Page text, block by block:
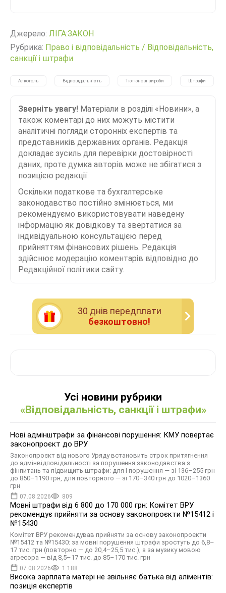
Джерело: ЛІГА:ЗАКОН
Рубрика: Право і відповідальність / Відповідальність,
санкції і штрафи
Алкоголь Відповідальність Тютюнові вироби Штрафи
Зверніть увагу! Матеріали в розділі «Новини», а
також коментарі до них можуть містити
аналітичні погляди сторонніх експертів та
представників державних органів. Редакція
докладає зусиль для перевірки достовірності
даних, проте думка авторів може не збігатися з
позицією редакції.
Оскільки податкове та бухгалтерське
законодавство постійно змінюється, ми
рекомендуємо використовувати наведену
інформацію як довідкову та звертатися за
індивідуальною консультацією перед
прийняттям фінансових рішень. Редакція
здійснює модерацію коментарів відповідно до
Редакційної політики сайту.
30 днiв передплати
безкоштовно!
Усі новини рубрики
«Відповідальність, санкції і штрафи»
Нові адмінштрафи за фінансові порушення: КМУ повертає
законопроєкт до ВРУ
Законопроєкт від нового Уряду встановить строк притягнення
до адмінвідповідальності за порушення законодавства з
фінпитань та підвищить штрафи: для І порушення — зі 136–255 грн
до 850–1190 грн, для повторного — зі 170–340 грн до 1020–1360
грн
07.08.2026 809
Мовні штрафи від 6 800 до 170 000 грн: Комітет ВРУ
рекомендує прийняти за основу законопроєкти №15412 і
№15430
Комітет ВРУ рекомендував прийняти за основу законопроєкти
№15412 та №15430: за мовні порушення штрафи зростуть до 6,8–
17 тис. грн (повторно — до 20,4–25,5 тис.), а за музику мовою
агресора — від 8,5–17 тис. до 85–170 тис. грн
07.08.2026 1 188
Висока зарплата матері не звільняє батька від аліментів:
позиція експертів